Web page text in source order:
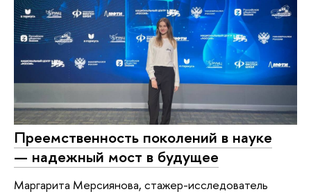
Преемственность поколений в науке
— надежный мост в будущее
Маргарита Мерсиянова, стажер-исследователь